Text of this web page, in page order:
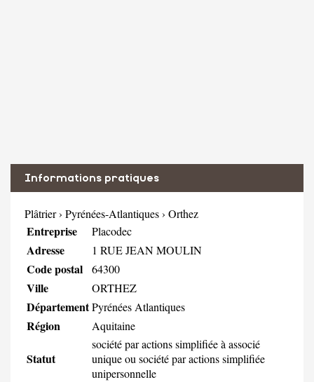
Informations pratiques
Plâtrier› Pyrénées-Atlantiques› Orthez
Entreprise Placodec
Adresse 1 RUE JEAN MOULIN
Code postal 64300
Ville ORTHEZ
DépartementPyrénées Atlantiques
Région Aquitaine
Statut
société par actions simplifiée à associé
unique ou société par actions simplifiée
unipersonnelle